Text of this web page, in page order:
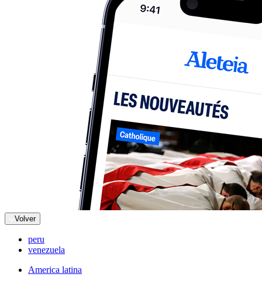
Volver
peru
venezuela
America latina